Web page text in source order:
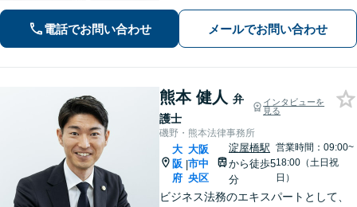
事件にも対応しています。親身に寄り
添って解決を目指しますので、お困り
の際は、お気軽にご相談ください。
電話でお問い合わせ メールでお問い合わせ
熊本 健人 弁
護士
インタビューを
見る
磯野・熊本法律事務所
大
阪
府
|
大阪
市中
央区
淀屋橋駅
から徒歩5
分
営業時間：09:00~
18:00（土日祝
日）
ビジネス法務のエキスパートとして、